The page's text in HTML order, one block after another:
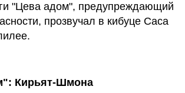
"Цева адом", предупреждающий
прозвучал в кибуце Саса
Кирьят-Шмона